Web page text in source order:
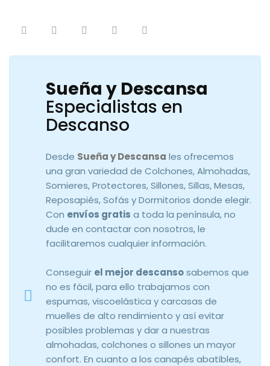
Sueña y Descansa
Especialistas en
Descanso
Desde Sueña y Descansa les ofrecemos
una gran variedad de Colchones, Almohadas,
Somieres, Protectores, Sillones, Sillas, Mesas,
Reposapiés, Sofás y Dormitorios donde elegir.
Con envíos gratis a toda la península, no
dude en contactar con nosotros, le
facilitaremos cualquier información.
Conseguir el mejor descansosabemos que
no es fácil, para ello trabajamos con
espumas, viscoelástica y carcasas de
muelles de alto rendimiento y así evitar
posibles problemas y dar a nuestras
almohadas, colchones o sillones un mayor
confort. En cuanto a los canapés abatibles,